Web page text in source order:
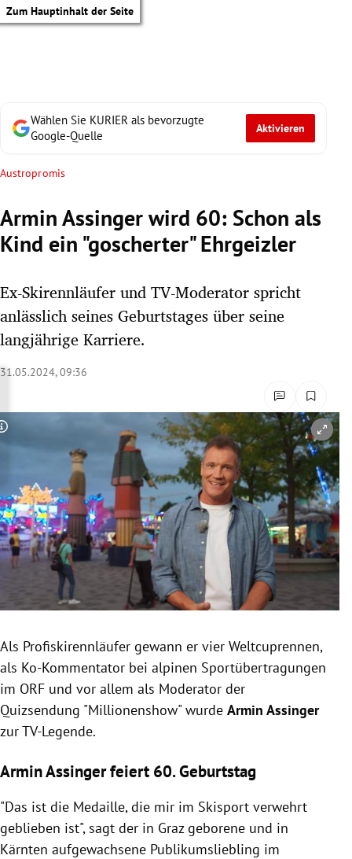
Zum Hauptinhalt der Seite
Untermenü
Untermenü
Untermenü
Untermenü
Untermenü
Untermenü
Untermenü
Untermenü
Wählen Sie KURIER als bevorzugte
Google-Quelle
Aktivieren
Austropromis
Armin Assinger wird 60: Schon als
Kind ein "goscherter" Ehrgeizler
Ex-Skirennläufer und TV-Moderator spricht
anlässlich seines Geburtstages über seine
langjährige Karriere.
31.05.2024, 09:36
Copyright-Hinweis öffnen/schließen
Als Profiskirennläufer gewann er vier Weltcuprennen,
als Ko-Kommentator bei alpinen Sportübertragungen
im ORF und vor allem als Moderator der
Quizsendung "Millionenshow" wurde Armin Assinger
zur TV-Legende.
Armin Assinger feiert 60. Geburtstag
"Das ist die Medaille, die mir im Skisport verwehrt
geblieben ist", sagt der in Graz geborene und in
Kärnten aufgewachsene Publikumsliebling im